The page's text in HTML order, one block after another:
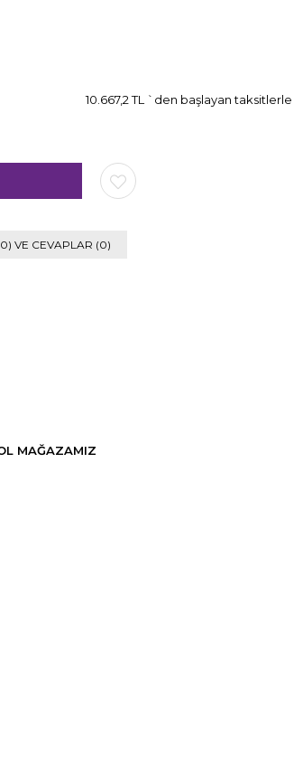
10.667,2 TL `den başlayan taksitlerle
VE CEVAPLAR (0)
MAĞAZAMIZ